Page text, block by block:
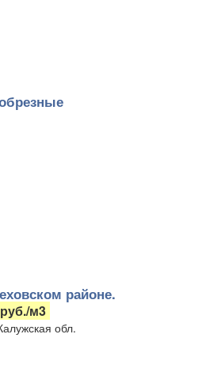
районе.
м3
обл.